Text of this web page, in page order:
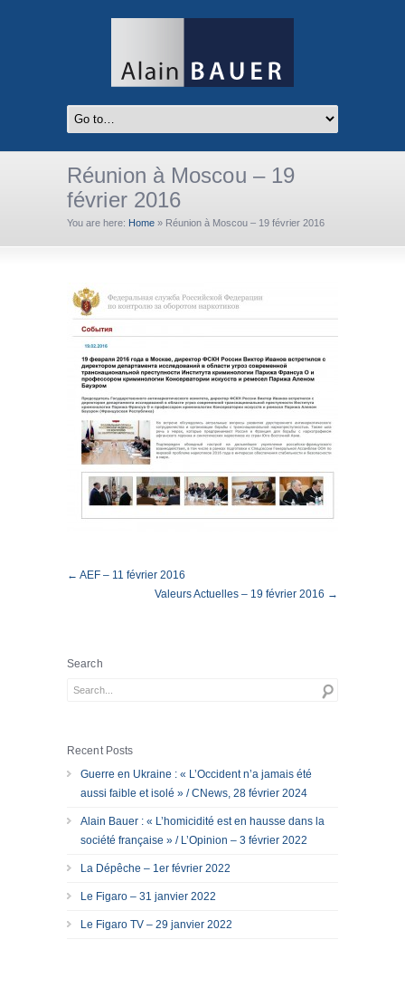
Réunion à Moscou – 19
février 2016
You are here: Home » Réunion à Moscou – 19 février 2016
← AEF – 11 février 2016
Valeurs Actuelles – 19 février 2016 →
Search
Recent Posts
Guerre en Ukraine : « L’Occident n’a jamais été
aussi faible et isolé » / CNews, 28 février 2024
Alain Bauer : « L’homicidité est en hausse dans la
société française » / L’Opinion – 3 février 2022
La Dépêche – 1er février 2022
Le Figaro – 31 janvier 2022
Le Figaro TV – 29 janvier 2022